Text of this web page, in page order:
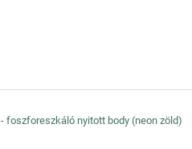
foszforeszkáló nyitott body (neon zöld)